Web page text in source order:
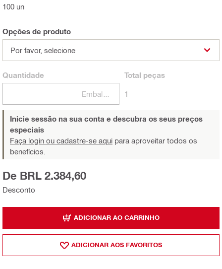
100 un
Opções de produto
Por favor, selecione
Quantidade Total peças
1
Inicie sessão na sua conta e descubra os seus preços
especiais
Faça login ou cadastre-se aqui para aproveitar todos os
benefícios.
Desconto
De BRL 2.384,60
ADICIONAR AO CARRINHO
ADICIONAR AOS FAVORITOS